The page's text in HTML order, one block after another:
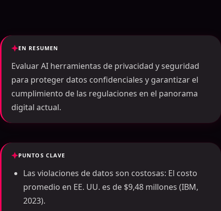
EN RESUMEN
Evaluar AI herramientas de privacidad y seguridad
para proteger datos confidenciales y garantizar el
cumplimiento de las regulaciones en el panorama
digital actual.
PUNTOS CLAVE
Las violaciones de datos son costosas: El costo
promedio en EE. UU. es de $9,48 millones (IBM,
2023).